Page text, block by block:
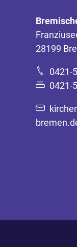
28199
0421-
0421-